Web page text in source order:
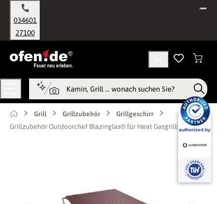
springen
034601
27100
Grill Grillzubehör
Grillgeschirr
Grillzubehör Outdoorchef Blazinglas® für Heat Gasgrills